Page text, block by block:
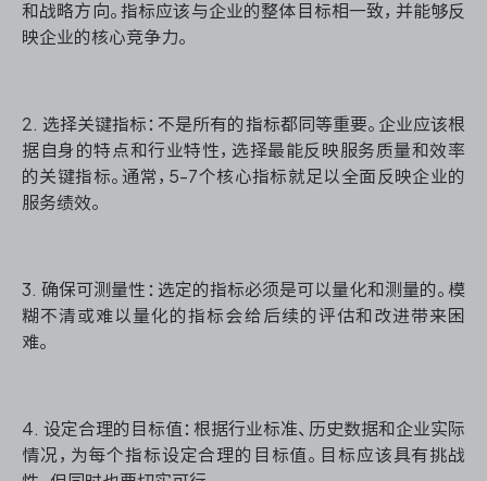
和战略方向。指标应该与企业的整体目标相一致，并能够反
映企业的核心竞争力。
2. 选择关键指标：不是所有的指标都同等重要。企业应该根
据自身的特点和行业特性，选择最能反映服务质量和效率
的关键指标。通常，5-7个核心指标就足以全面反映企业的
服务绩效。
3. 确保可测量性：选定的指标必须是可以量化和测量的。模
糊不清或难以量化的指标会给后续的评估和改进带来困
难。
4. 设定合理的目标值：根据行业标准、历史数据和企业实际
情况，为每个指标设定合理的目标值。目标应该具有挑战